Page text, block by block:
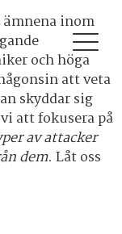
inom
och höga
att veta
skyddar sig
att fokusera på
av attacker
dem. Låt oss